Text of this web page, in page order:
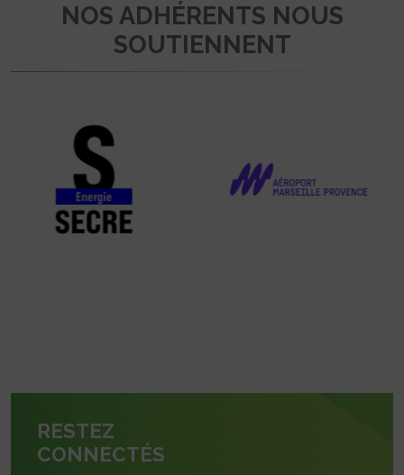
NOS ADHÉRENTS NOUS
SOUTIENNENT
RESTEZ
CONNECTÉS